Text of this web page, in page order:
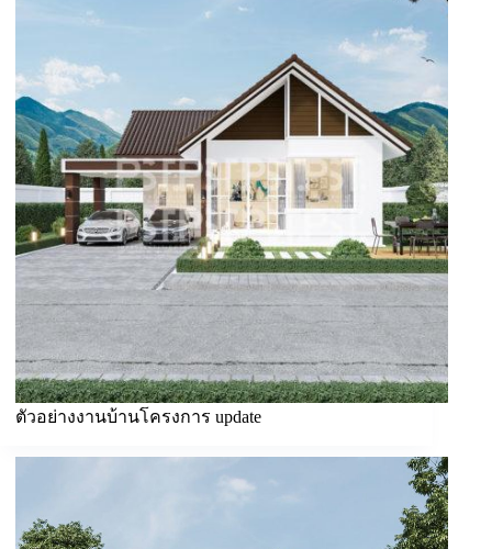
ตัวอย่างงานบ้านโครงการ update